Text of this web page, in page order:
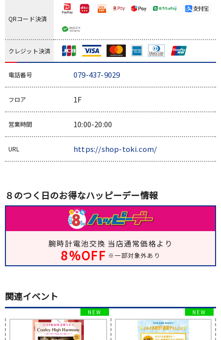
QRコード決済
クレジット決済
電話番号 079-437-9029
フロア 1F
営業時間 10:00-20:00
URL https://shop-toki.com/
８のつく日のお得なハッピーデー情報
腕時計電池交換 当店通常価格より
8％OFF ※一部対象外あり
関連イベント